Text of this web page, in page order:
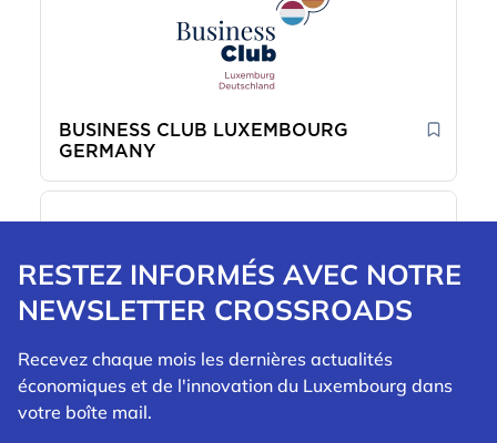
RESTEZ INFORMÉS AVEC NOTRE
NEWSLETTER CROSSROADS
Recevez chaque mois les dernières actualités
économiques et de l'innovation du Luxembourg dans
votre boîte mail.